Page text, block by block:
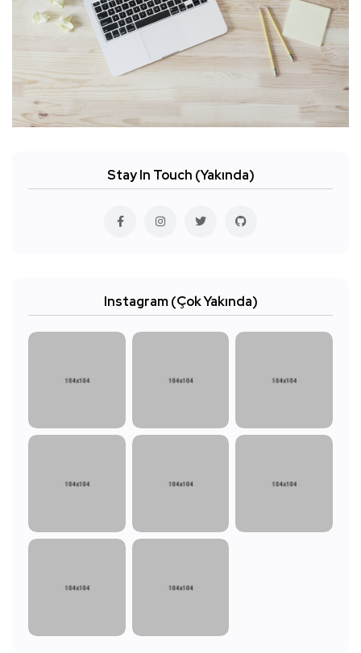
Stay In Touch (Yakında)
Instagram (Çok Yakında)